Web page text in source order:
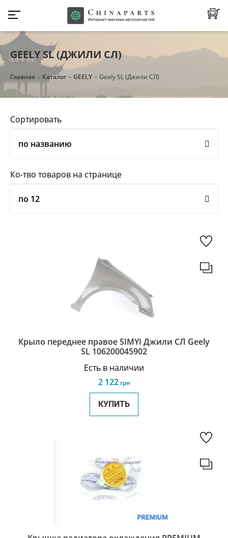
GEELY SL (ДЖИЛИ СЛ)
Главная Каталог GEELY Geely SL (Джили СЛ)
Сортировать
по названию
Ко-тво товаров на странице
по 12
Крыло переднее правое SIMYI Джили СЛ Geely
SL 106200045902
Есть в наличии
2 122грн
КУПИТЬ